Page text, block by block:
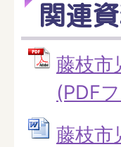
関連
藤枝市
(PDF
藤枝市